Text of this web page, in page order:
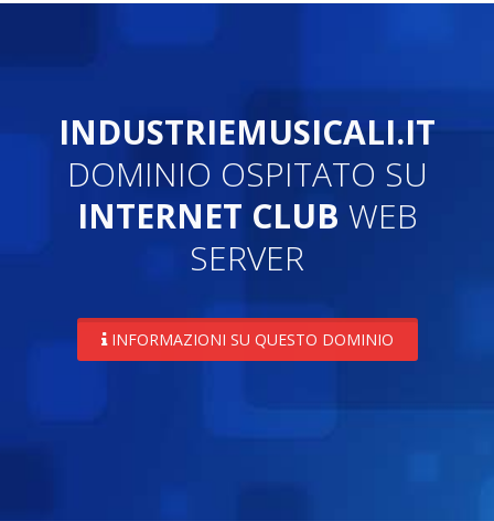
INDUSTRIEMUSICALI.IT
DOMINIO OSPITATO SU
INTERNET CLUB WEB
SERVER
INFORMAZIONI SU QUESTO DOMINIO